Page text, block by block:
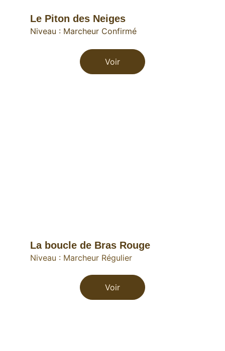
La boucle de Bras Rouge
Niveau : Marcheur Régulier
Le Piton des Neiges
Niveau : Marcheur Confirmé
Voir
Voir